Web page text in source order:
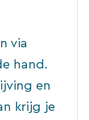
via
hand.
en
krijg je